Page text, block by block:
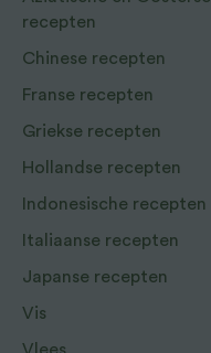
recepten
Chinese recepten
Franse recepten
Griekse recepten
Hollandse recepten
Indonesische recepten
Italiaanse recepten
Japanse recepten
Vis